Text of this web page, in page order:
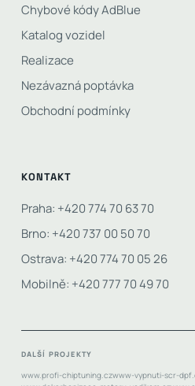
Chybové kódy AdBlue
Katalog vozidel
Realizace
Nezávazná poptávka
Obchodní podmínky
KONTAKT
Praha: +420 774 70 63 70
Brno: +420 737 00 50 70
Ostrava: +420 774 70 05 26
Mobilně: +420 777 70 49 70
DALŠÍ PROJEKTY
www.profi-chiptuning.czwww-vypnuti-scr-